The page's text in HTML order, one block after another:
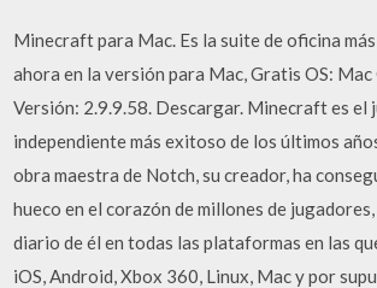
Minecraft para Mac. Es la suite de oficina
ahora en la versión para Mac, Gratis OS: Mac
Versión: 2.9.9.58. Descargar. Minecraft es el
independiente más exitoso de los últimos
obra maestra de Notch, su creador, ha
hueco en el corazón de millones de
diario de él en todas las plataformas en las
iOS, Android, Xbox 360, Linux, Mac y por